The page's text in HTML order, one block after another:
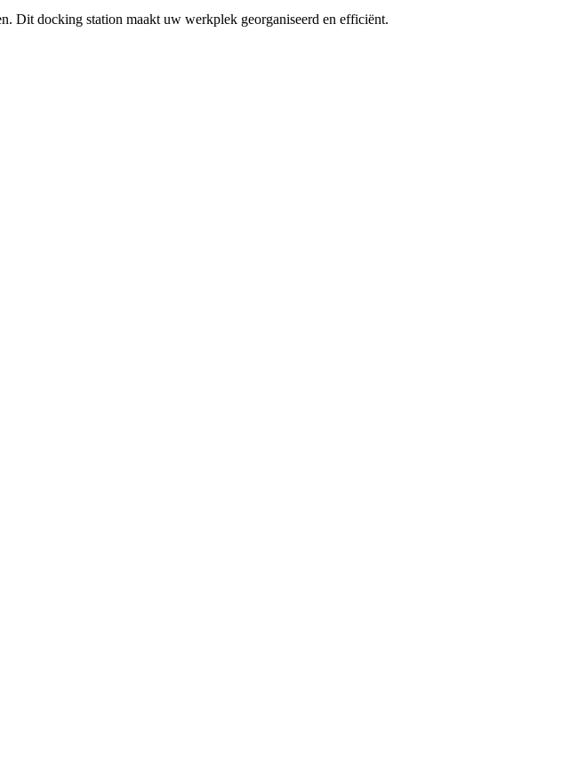
Dit docking station maakt uw werkplek georganiseerd en efficiënt.